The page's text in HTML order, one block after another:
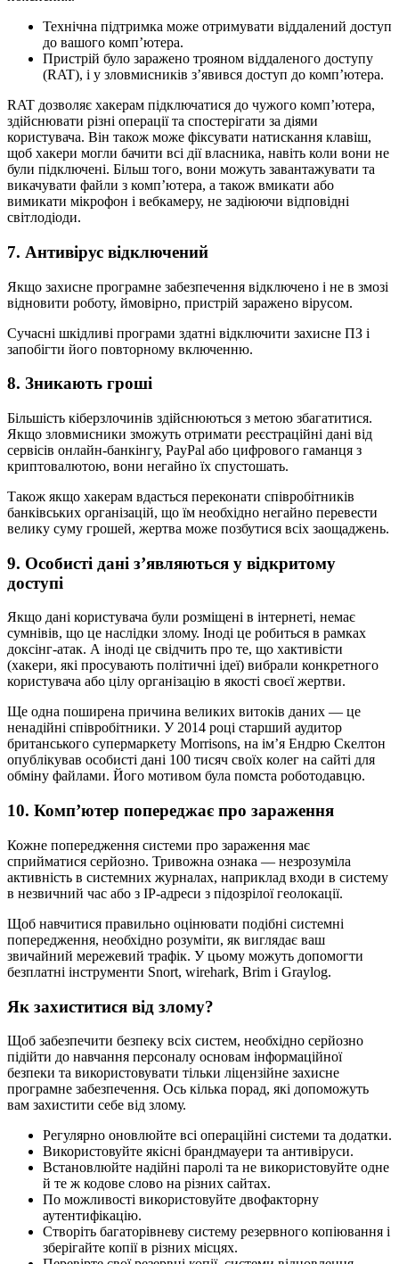
Технічна підтримка може отримувати віддалений доступ
до вашого комп’ютера.
Пристрій було заражено трояном віддаленого доступу
(RAT), і у зловмисників з’явився доступ до комп’ютера.
RAT дозволяє хакерам підключатися до чужого комп’ютера,
здійснювати різні операції та спостерігати за діями
користувача. Він також може фіксувати натискання клавіш,
щоб хакери могли бачити всі дії власника, навіть коли вони не
були підключені. Більш того, вони можуть завантажувати та
викачувати файли з комп’ютера, а також вмикати або
вимикати мікрофон і вебкамеру, не задіюючи відповідні
світлодіоди.
7. Антивірус відключений
Якщо захисне програмне забезпечення відключено і не в змозі
відновити роботу, ймовірно, пристрій заражено вірусом.
Сучасні шкідливі програми здатні відключити захисне ПЗ і
запобігти його повторному включенню.
8. Зникають гроші
Більшість кіберзлочинів здійснюються з метою збагатитися.
Якщо зловмисники зможуть отримати реєстраційні дані від
сервісів онлайн-банкінгу, PayPal або цифрового гаманця з
криптовалютою, вони негайно їх спустошать.
Також якщо хакерам вдасться переконати співробітників
банківських організацій, що їм необхідно негайно перевести
велику суму грошей, жертва може позбутися всіх заощаджень.
9. Особисті дані з’являються у відкритому
доступі
Якщо дані користувача були розміщені в інтернеті, немає
сумнівів, що це наслідки злому. Іноді це робиться в рамках
доксінг-атак. А іноді це свідчить про те, що хактивісти
(хакери, які просувають політичні ідеї) вибрали конкретного
користувача або цілу організацію в якості своєї жертви.
Ще одна поширена причина великих витоків даних — це
ненадійні співробітники. У 2014 році старший аудитор
британського супермаркету Morrisons, на ім’я Ендрю Скелтон
опублікував особисті дані 100 тисяч своїх колег на сайті для
обміну файлами. Його мотивом була помста роботодавцю.
10. Комп’ютер попереджає про зараження
Кожне попередження системи про зараження має
сприйматися серйозно. Тривожна ознака — незрозуміла
активність в системних журналах, наприклад входи в систему
в незвичний час або з IP-адреси з підозрілої геолокації.
Щоб навчитися правильно оцінювати подібні системні
попередження, необхідно розуміти, як виглядає ваш
звичайний мережевий трафік. У цьому можуть допомогти
безплатні інструменти Snort, wirehark, Brim і Graylog.
Як захиститися від злому?
Щоб забезпечити безпеку всіх систем, необхідно серйозно
підійти до навчання персоналу основам інформаційної
безпеки та використовувати тільки ліцензійне захисне
програмне забезпечення. Ось кілька порад, які допоможуть
вам захистити себе від злому.
Регулярно оновлюйте всі операційні системи та додатки.
Використовуйте якісні брандмауери та антивіруси.
Встановлюйте надійні паролі та не використовуйте одне
й те ж кодове слово на різних сайтах.
По можливості використовуйте двофакторну
аутентифікацію.
Створіть багаторівневу систему резервного копіювання і
зберігайте копії в різних місцях.